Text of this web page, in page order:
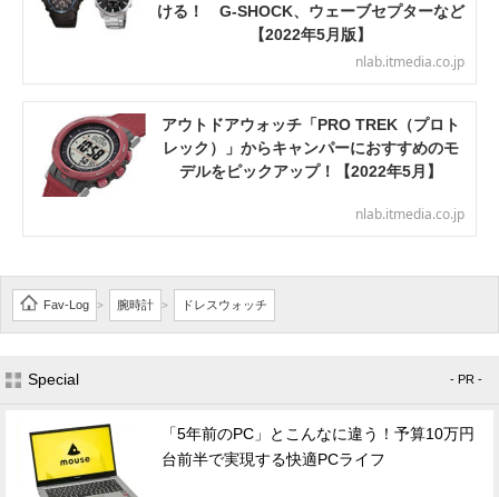
ける！ G-SHOCK、ウェーブセプターなど
【2022年5月版】
nlab.itmedia.co.jp
アウトドアウォッチ「PRO TREK（プロト
レック）」からキャンパーにおすすめのモ
デルをピックアップ！【2022年5月】
nlab.itmedia.co.jp
Fav-Log > 腕時計 > ドレスウォッチ
Special - PR -
「5年前のPC」とこんなに違う！予算10万円
台前半で実現する快適PCライフ